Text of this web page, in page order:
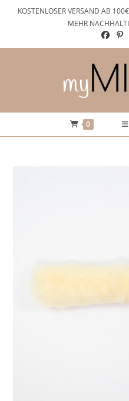
KOSTENLOSER VERSAND AB
MEHR
0